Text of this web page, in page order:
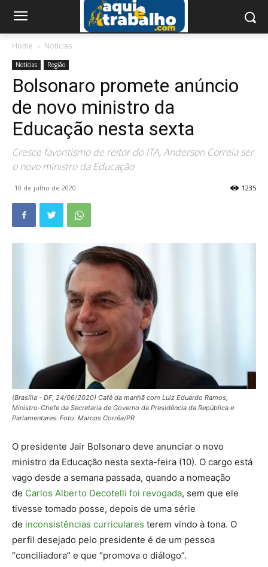
Home Notícias
Notícias Região
Bolsonaro promete anúncio
de novo ministro da
Educação nesta sexta
Cresce favoritismo de reitor do ITA, Anderson Correia ser
o novo ministro da Educação
10 de julho de 2020 1235
(Brasília - DF, 24/06/2020) Café da manhã com Luiz Eduardo Ramos,
Ministro-Chefe da Secretaria de Governo da Presidência da República e
Parlamentares. Foto: Marcos Corrêa/PR
O presidente Jair Bolsonaro deve anunciar o novo
ministro da Educação nesta sexta-feira (10). O cargo está
vago desde a semana passada, quando a nomeação
de Carlos Alberto Decotelli foi revogada, sem que ele
tivesse tomado posse, depois de uma série
de inconsistências curriculares terem vindo à tona. O
perfil desejado pelo presidente é de um pessoa
“conciliadora” e que “promova o diálogo”.